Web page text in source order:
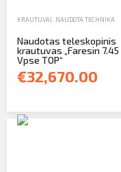
KRAUTUVAI NAUDOTA TECHNIKA
Naudotas teleskopinis
krautuvas „Faresin 7.45
Vpse TOP“
€32,670.00